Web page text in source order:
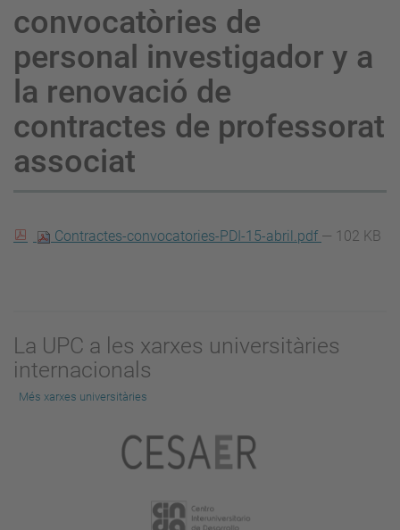
convocatòries de
personal investigador y a
la renovació de
contractes de professorat
associat
Contractes-convocatories-PDI-15-abril.pdf — 102 KB
La UPC a les xarxes universitàries
internacionals
Més xarxes universitàries